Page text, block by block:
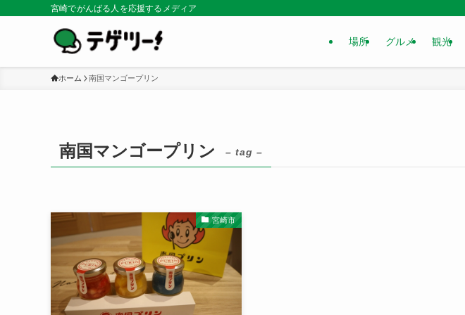
宮崎でがんばる人を応援するメディア
場所 グルメ 観光
ホーム 南国マンゴープリン
南国マンゴープリン – tag –
宮崎市